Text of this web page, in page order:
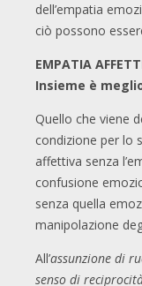
dell’empatia
ciò possono
EMPATIA
Insieme è
Quello che viene
condizione per lo
affettiva senza
confusione
senza quella
manipolazione
All’assunzione di
senso di